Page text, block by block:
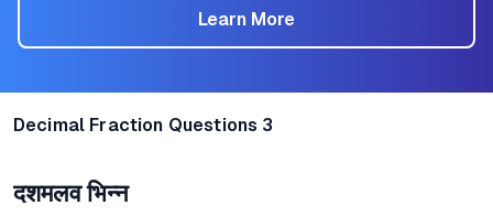
Learn More
Decimal Fraction Questions 3
दशमलव भिन्न